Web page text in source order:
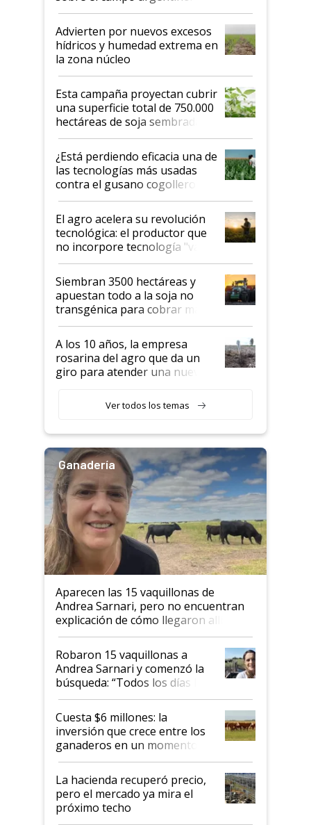
"Estoy muy impresionado"
Advierten por nuevos excesos
hídricos y humedad extrema en
la zona núcleo
Esta campaña proyectan cubrir
una superficie total de 750.000
hectáreas de soja sembradas
con una nueva generación de
variedades que marcan un
salto tecnológico en genética y
rendimiento
¿Está perdiendo eficacia una de
las tecnologías más usadas
contra el gusano cogollero? El
desafío de una tecnología clave
El agro acelera su revolución
tecnológica: el productor que
no incorpore tecnología "va a
perder el tren"
Siembran 3500 hectáreas y
apuestan todo a la soja no
transgénica para cobrar más
por tonelada: compraron un
semillero
A los 10 años, la empresa
rosarina del agro que da un
giro para atender una nueva
Ver todos los temas
Ganadería
Aparecen las 15 vaquillonas de
Andrea Sarnari, pero no encuentran
explicación de cómo llegaron allí
Robaron 15 vaquillonas a
Andrea Sarnari y comenzó la
búsqueda: “Todos los días le
toca a algún productor”
Cuesta $6 millones: la
inversión que crece entre los
ganaderos en un momento
histórico para la actividad
La hacienda recuperó precio,
pero el mercado ya mira el
próximo techo